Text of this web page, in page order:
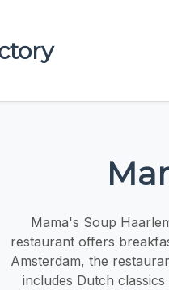
Mama's Soup
restaurant offers
Amsterdam, the
includes Dutch